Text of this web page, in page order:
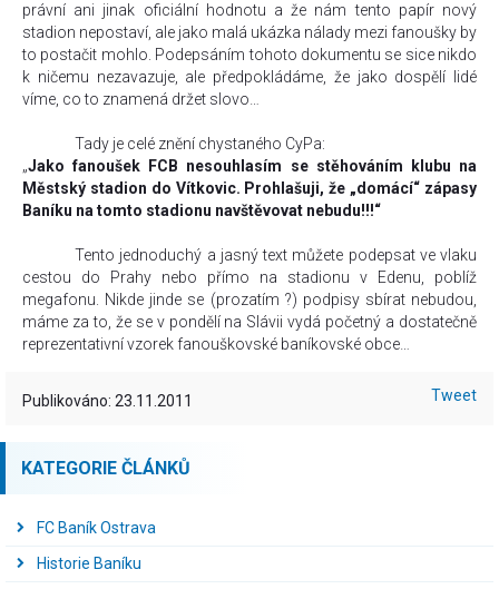
právní ani jinak oficiální hodnotu a že nám tento papír nový
stadion nepostaví, ale jako malá ukázka nálady mezi fanoušky by
to postačit mohlo. Podepsáním tohoto dokumentu se sice nikdo
k ničemu nezavazuje, ale předpokládáme, že jako dospělí lidé
víme, co to znamená držet slovo…
Tady je celé znění chystaného CyPa:
„Jako fanoušek FCB nesouhlasím se stěhováním klubu na
Městský stadion do Vítkovic. Prohlašuji, že „domácí“ zápasy
Baníku na tomto stadionu navštěvovat nebudu!!!“
Tento jednoduchý a jasný text můžete podepsat ve vlaku
cestou do Prahy nebo přímo na stadionu v Edenu, poblíž
megafonu. Nikde jinde se (prozatím ?) podpisy sbírat nebudou,
máme za to, že se v pondělí na Slávii vydá početný a dostatečně
reprezentativní vzorek fanouškovské baníkovské obce…
Publikováno: 23.11.2011 Tweet
KATEGORIE ČLÁNKŮ
FC Baník Ostrava
Historie Baníku